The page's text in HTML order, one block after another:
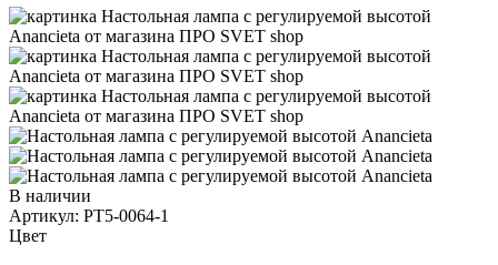
В наличии
Артикул: PT5-0064-1
Цвет